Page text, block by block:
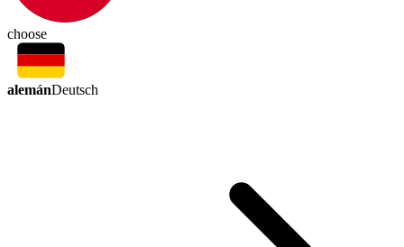
choose
alemánDeutsch